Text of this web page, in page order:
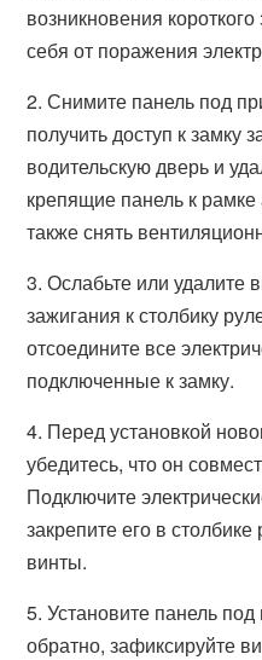
возникновения
себя от поражения
2. Снимите панель под
получить доступ к замку
водительскую дверь и
крепящие панель к
также снять
3. Ослабьте или удалите
зажигания к столбику
отсоедините все
подключенные к замку.
4. Перед установкой
убедитесь, что он
Подключите
закрепите его в
винты.
5. Установите панель
обратно, зафиксируйте